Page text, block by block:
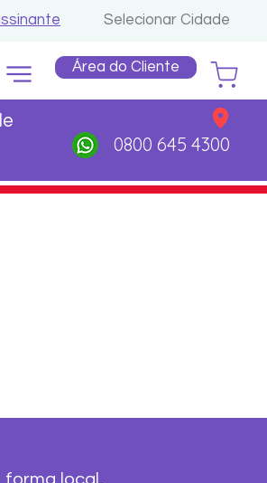
Selecionar Cidade
Área do Cliente
0800 645 4300
local,